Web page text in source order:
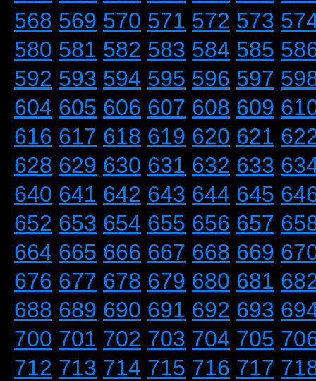
568 569 570 571 572 573
580 581 582 583 584 585
592 593 594 595 596 597
604 605 606 607 608 609
616 617 618 619 620 621
628 629 630 631 632 633
640 641 642 643 644 645
652 653 654 655 656 657
664 665 666 667 668 669
676 677 678 679 680 681
688 689 690 691 692 693
700 701 702 703 704 705
712 713 714 715 716 717